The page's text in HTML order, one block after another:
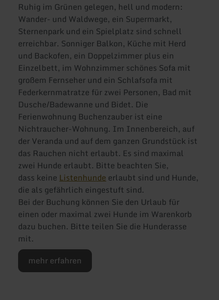
Ruhig im Grünen gelegen, hell und modern:
Wander- und Waldwege, ein Supermarkt,
Sternenpark und ein Spielplatz sind schnell
erreichbar. Sonniger Balkon, Küche mit Herd
und Backofen, ein Doppelzimmer plus ein
Einzelbett, im Wohnzimmer schönes Sofa mit
großem Fernseher und ein Schlafsofa mit
Federkernmatratze für zwei Personen, Bad mit
Dusche/Badewanne und Bidet. Die
Ferienwohnung Buchenzauber ist eine
Nichtraucher-Wohnung. Im Innenbereich, auf
der Veranda und auf dem ganzen Grundstück ist
das Rauchen nicht erlaubt. Es sind maximal
zwei Hunde erlaubt. Bitte beachten Sie,
dass keineListenhundeerlaubt sind und Hunde,
die als gefährlich eingestuft sind.
Bei der Buchung können Sie den Urlaub für
einen oder maximal zwei Hunde im Warenkorb
dazu buchen. Bitte teilen Sie die Hunderasse
mit.
mehr erfahren